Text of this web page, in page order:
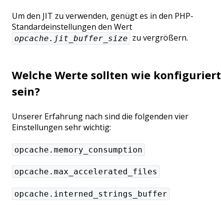
Um den JIT zu verwenden, genügt es in den PHP-
Standardeinstellungen den Wert
opcache.jit_buffer_size zu vergrößern.
Welche Werte sollten wie konfiguriert
sein?
Unserer Erfahrung nach sind die folgenden vier
Einstellungen sehr wichtig:
opcache.memory_consumption
opcache.max_accelerated_files
opcache.interned_strings_buffer